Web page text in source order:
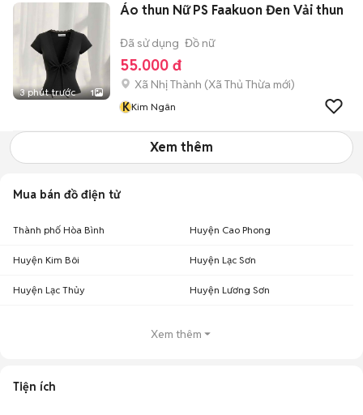
3 phút trước 1
Áo thun Nữ PS Faakuon Đen Vải thun
Đã sử dụng Đồ nữ
55.000 đ
Xã Nhị Thành (Xã Thủ Thừa mới)
KKim Ngân
Xem thêm
Mua bán đồ điện tử
Thành phố Hòa Bình Huyện Cao Phong
Huyện Kim Bôi Huyện Lạc Sơn
Huyện Lạc Thủy Huyện Lương Sơn
Xem thêm
Tiện ích